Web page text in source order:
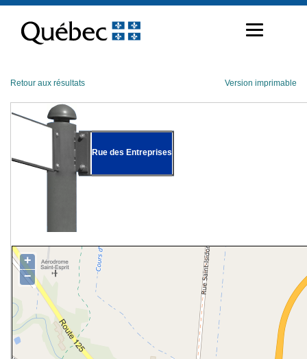
contenu
Retour aux résultats Version imprimable
Rue des Entreprises
+
−